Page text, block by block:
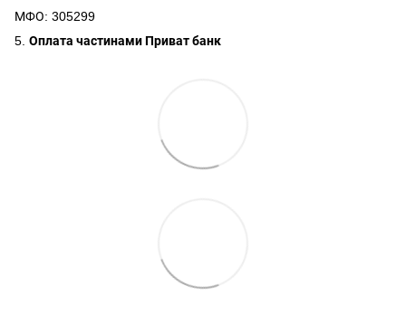
МФО: 305299
5. Оплата частинами Приват банк